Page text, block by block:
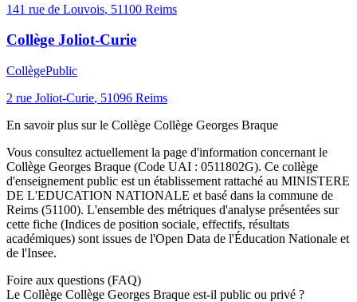
141 rue de Louvois, 51100 Reims
Collège Joliot-Curie
CollègePublic
2 rue Joliot-Curie, 51096 Reims
En savoir plus sur le Collège Collège Georges Braque
Vous consultez actuellement la page d'information concernant le
Collège Georges Braque (Code UAI : 0511802G). Ce collège
d'enseignement public est un établissement rattaché au MINISTERE
DE L'EDUCATION NATIONALE et basé dans la commune de
Reims (51100). L'ensemble des métriques d'analyse présentées sur
cette fiche (Indices de position sociale, effectifs, résultats
académiques) sont issues de l'Open Data de l'Éducation Nationale et
de l'Insee.
Foire aux questions (FAQ)
Le Collège Collège Georges Braque est-il public ou privé ?